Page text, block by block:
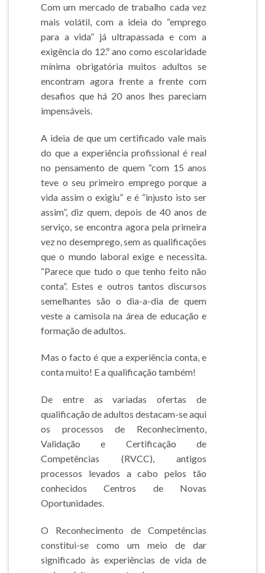
Com um mercado de trabalho cada vez
mais volátil, com a ideia do “emprego
para a vida” já ultrapassada e com a
exigência do 12.º ano como escolaridade
mínima obrigatória muitos adultos se
encontram agora frente a frente com
desafios que há 20 anos lhes pareciam
impensáveis.
A ideia de que um certificado vale mais
do que a experiência profissional é real
no pensamento de quem “com 15 anos
teve o seu primeiro emprego porque a
vida assim o exigiu” e é “injusto isto ser
assim”, diz quem, depois de 40 anos de
serviço, se encontra agora pela primeira
vez no desemprego, sem as qualificações
que o mundo laboral exige e necessita.
“Parece que tudo o que tenho feito não
conta”. Estes e outros tantos discursos
semelhantes são o dia-a-dia de quem
veste a camisola na área de educação e
formação de adultos.
Mas o facto é que a experiência conta, e
conta muito! E a qualificação também!
De entre as variadas ofertas de
qualificação de adultos destacam-se aqui
os processos de Reconhecimento,
Validação e Certificação de
Competências (RVCC), antigos
processos levados a cabo pelos tão
conhecidos Centros de Novas
Oportunidades.
O Reconhecimento de Competências
constitui-se como um meio de dar
significado às experiências de vida de